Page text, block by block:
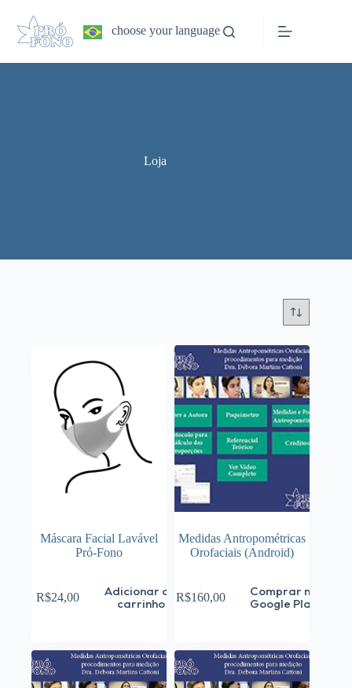
conteúdo
choose your language
Loja
Máscara Facial Lavável
Pró-Fono
R$24,00
Adicionar ao
carrinho
Medidas Antropométricas
Orofaciais (Android)
R$160,00
Comprar na
Google Play